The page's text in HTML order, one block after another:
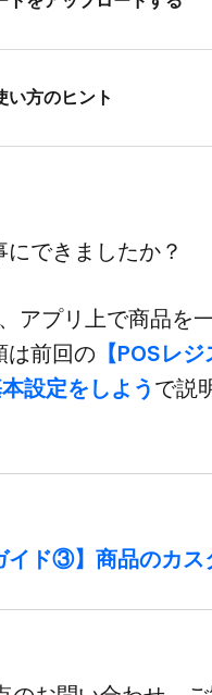
い方の​ヒント
できましたか？
アプリ上で​商品を​
は​前回の 【POSレ
設定を​​しよう で​説
イド③】商品の​カス